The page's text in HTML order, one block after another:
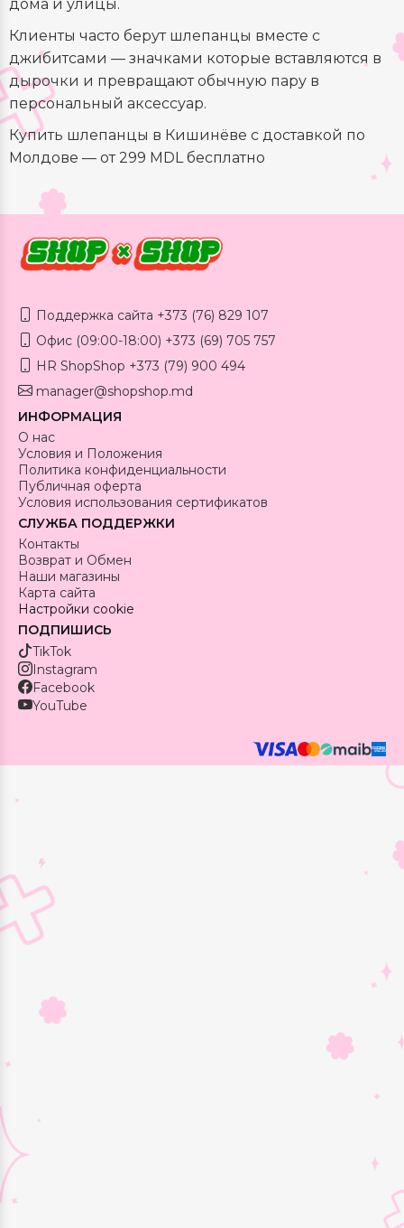
дома и улицы.
Клиенты часто берут шлепанцы вместе с
джибитсами — значками которые вставляются в
дырочки и превращают обычную пару в
персональный аксессуар.
Купить шлепанцы в Кишинёве с доставкой по
Молдове — от 299 MDL бесплатно
Поддержка сайта +373 (76) 829 107
Офис (09:00-18:00) +373 (69) 705 757
HR ShopShop +373 (79) 900 494
manager@shopshop.md
ИНФОРМАЦИЯ
О нас
Условия и Положения
Политика конфиденциальности
Публичная оферта
Условия использования сертификатов
СЛУЖБА ПОДДЕРЖКИ
Контакты
Возврат и Обмен
Наши магазины
Карта сайта
Настройки cookie
ПОДПИШИСЬ
TikTok
Instagram
Facebook
YouTube